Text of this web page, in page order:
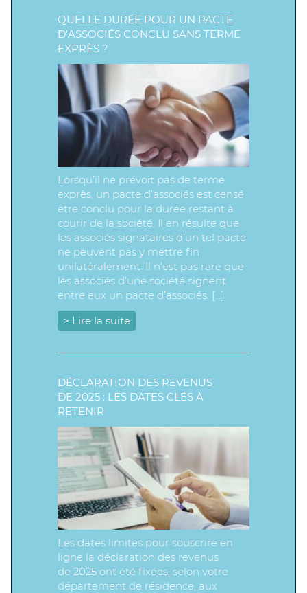
QUELLE DURÉE POUR UN PACTE
D’ASSOCIÉS CONCLU SANS TERME
EXPRÈS ?
Lorsqu’il ne prévoit pas de terme
exprès, un pacte d’associés est censé
être conclu pour la durée restant à
courir de la société. Il en résulte que
les associés signataires d’un tel pacte
ne peuvent pas y mettre fin
unilatéralement. Il n’est pas rare que
les associés d’une société signent
entre eux un pacte d’associés. […]
> Lire la suite
DÉCLARATION DES REVENUS
DE 2025 : LES DATES CLÉS À
RETENIR
Les dates limites pour souscrire en
ligne la déclaration des revenus
de 2025 ont été fixées, selon votre
département de résidence, aux